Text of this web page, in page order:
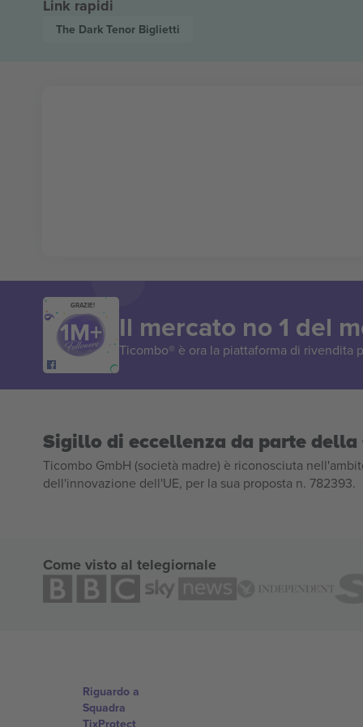
Link rapidi
The Dark Tenor Biglietti
GRAZIE!
Il mercato no 1 del
Ticombo® è ora la piattaforma di rivendita
Sigillo di eccellenza da parte
Ticombo GmbH (società madre) è riconosciuta
dell'innovazione dell'UE, per la sua proposta n. 782393.
Come visto al telegiornale
Riguardo a
Squadra
TixProtect